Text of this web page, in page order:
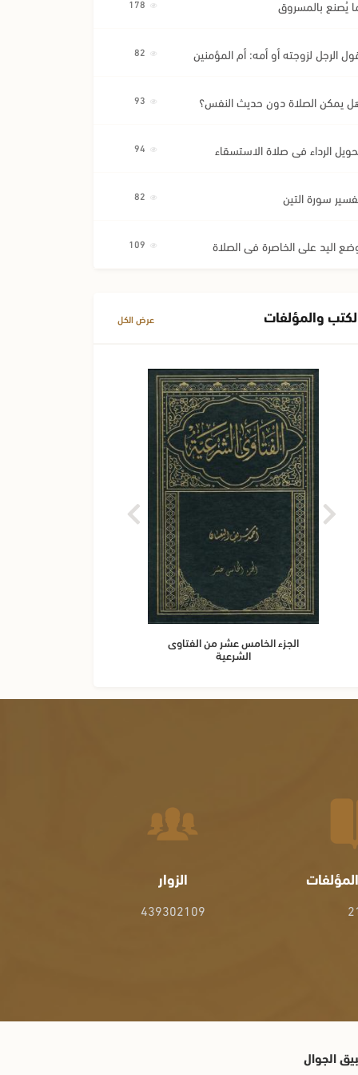
يُصنع بالمسروق
الرجل لزوجته أو أمه: أم المؤمنين
يمكن الصلاة دون حديث النفس؟
الرداء في صلاة الاستسقاء
سورة التين
اليد على الخاصرة في الصلاة
والمؤلفات عرض الكل
الجزء الخامس عشر من الفتاوى
الشرعية
الزوار
439302109
الجوال